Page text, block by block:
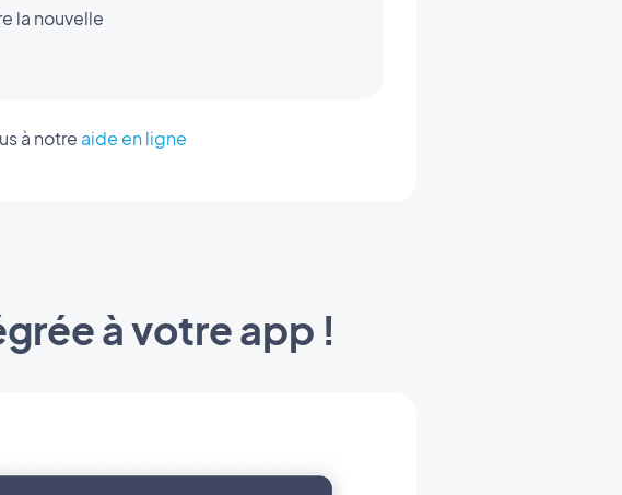
la nouvelle
à notre aide en ligne
à votre app !